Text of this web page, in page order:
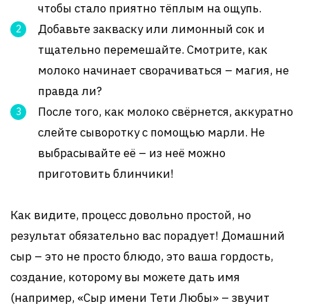
чтобы стало приятно тёплым на ощупь.
Добавьте закваску или лимонный сок и
тщательно перемешайте. Смотрите, как
молоко начинает сворачиваться – магия, не
правда ли?
После того, как молоко свёрнется, аккуратно
слейте сыворотку с помощью марли. Не
выбрасывайте её – из неё можно
приготовить блинчики!
Как видите, процесс довольно простой, но
результат обязательно вас порадует! Домашний
сыр – это не просто блюдо, это ваша гордость,
создание, которому вы можете дать имя
(например, «Сыр имени Тети Любы» – звучит